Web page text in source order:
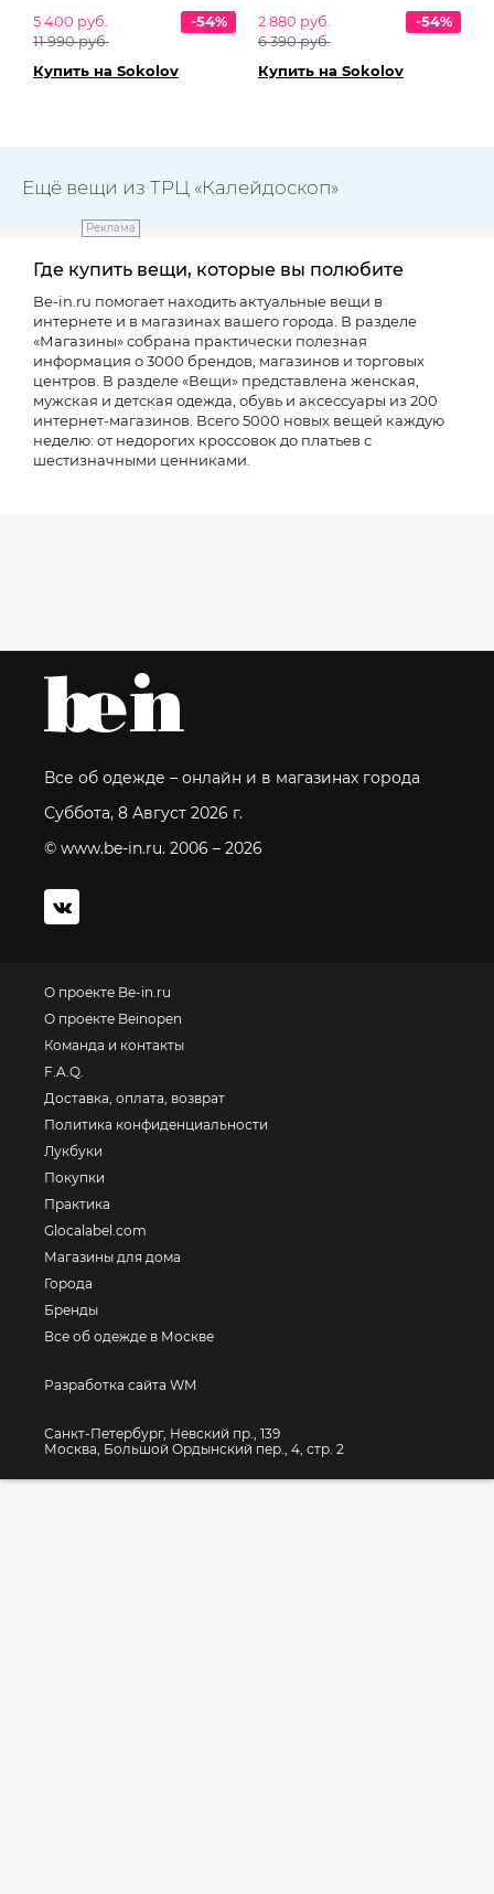
5 400 руб.
11 990 руб.
-54%
Купить на Sokolov
2 880 руб.
6 390 руб.
-54%
Купить на Sokolov
Ещё вещи из ТРЦ «Калейдоскоп»
Реклама
Где купить вещи, которые вы полюбите
Be-in.ru помогает находить актуальные вещи в
интернете и в магазинах вашего города. В разделе
«Магазины» собрана практически полезная
информация о 3000 брендов, магазинов и торговых
центров. В разделе «Вещи» представлена женская,
мужская и детская одежда, обувь и аксессуары из 200
интернет-магазинов. Всего 5000 новых вещей каждую
неделю: от недорогих кроссовок до платьев с
шестизначными ценниками.
Все об одежде – онлайн и в магазинах города
Суббота, 8 Август 2026 г.
© www.be-in.ru. 2006 – 2026
О проекте Be-in.ru
О проекте Beinopen
Команда и контакты
F.A.Q.
Доставка, оплата, возврат
Политика конфиденциальности
Лукбуки
Покупки
Практика
Glocalabel.com
Магазины для дома
Города
Бренды
Все об одежде в Москве
Разработка сайта WM
Санкт-Петербург, Невский пр., 139
Москва, Большой Ордынский пер., 4, стр. 2